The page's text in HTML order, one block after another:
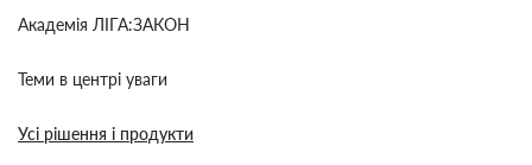
Академія ЛІГА:ЗАКОН
Теми в центрі уваги
Усі рішення і продукти